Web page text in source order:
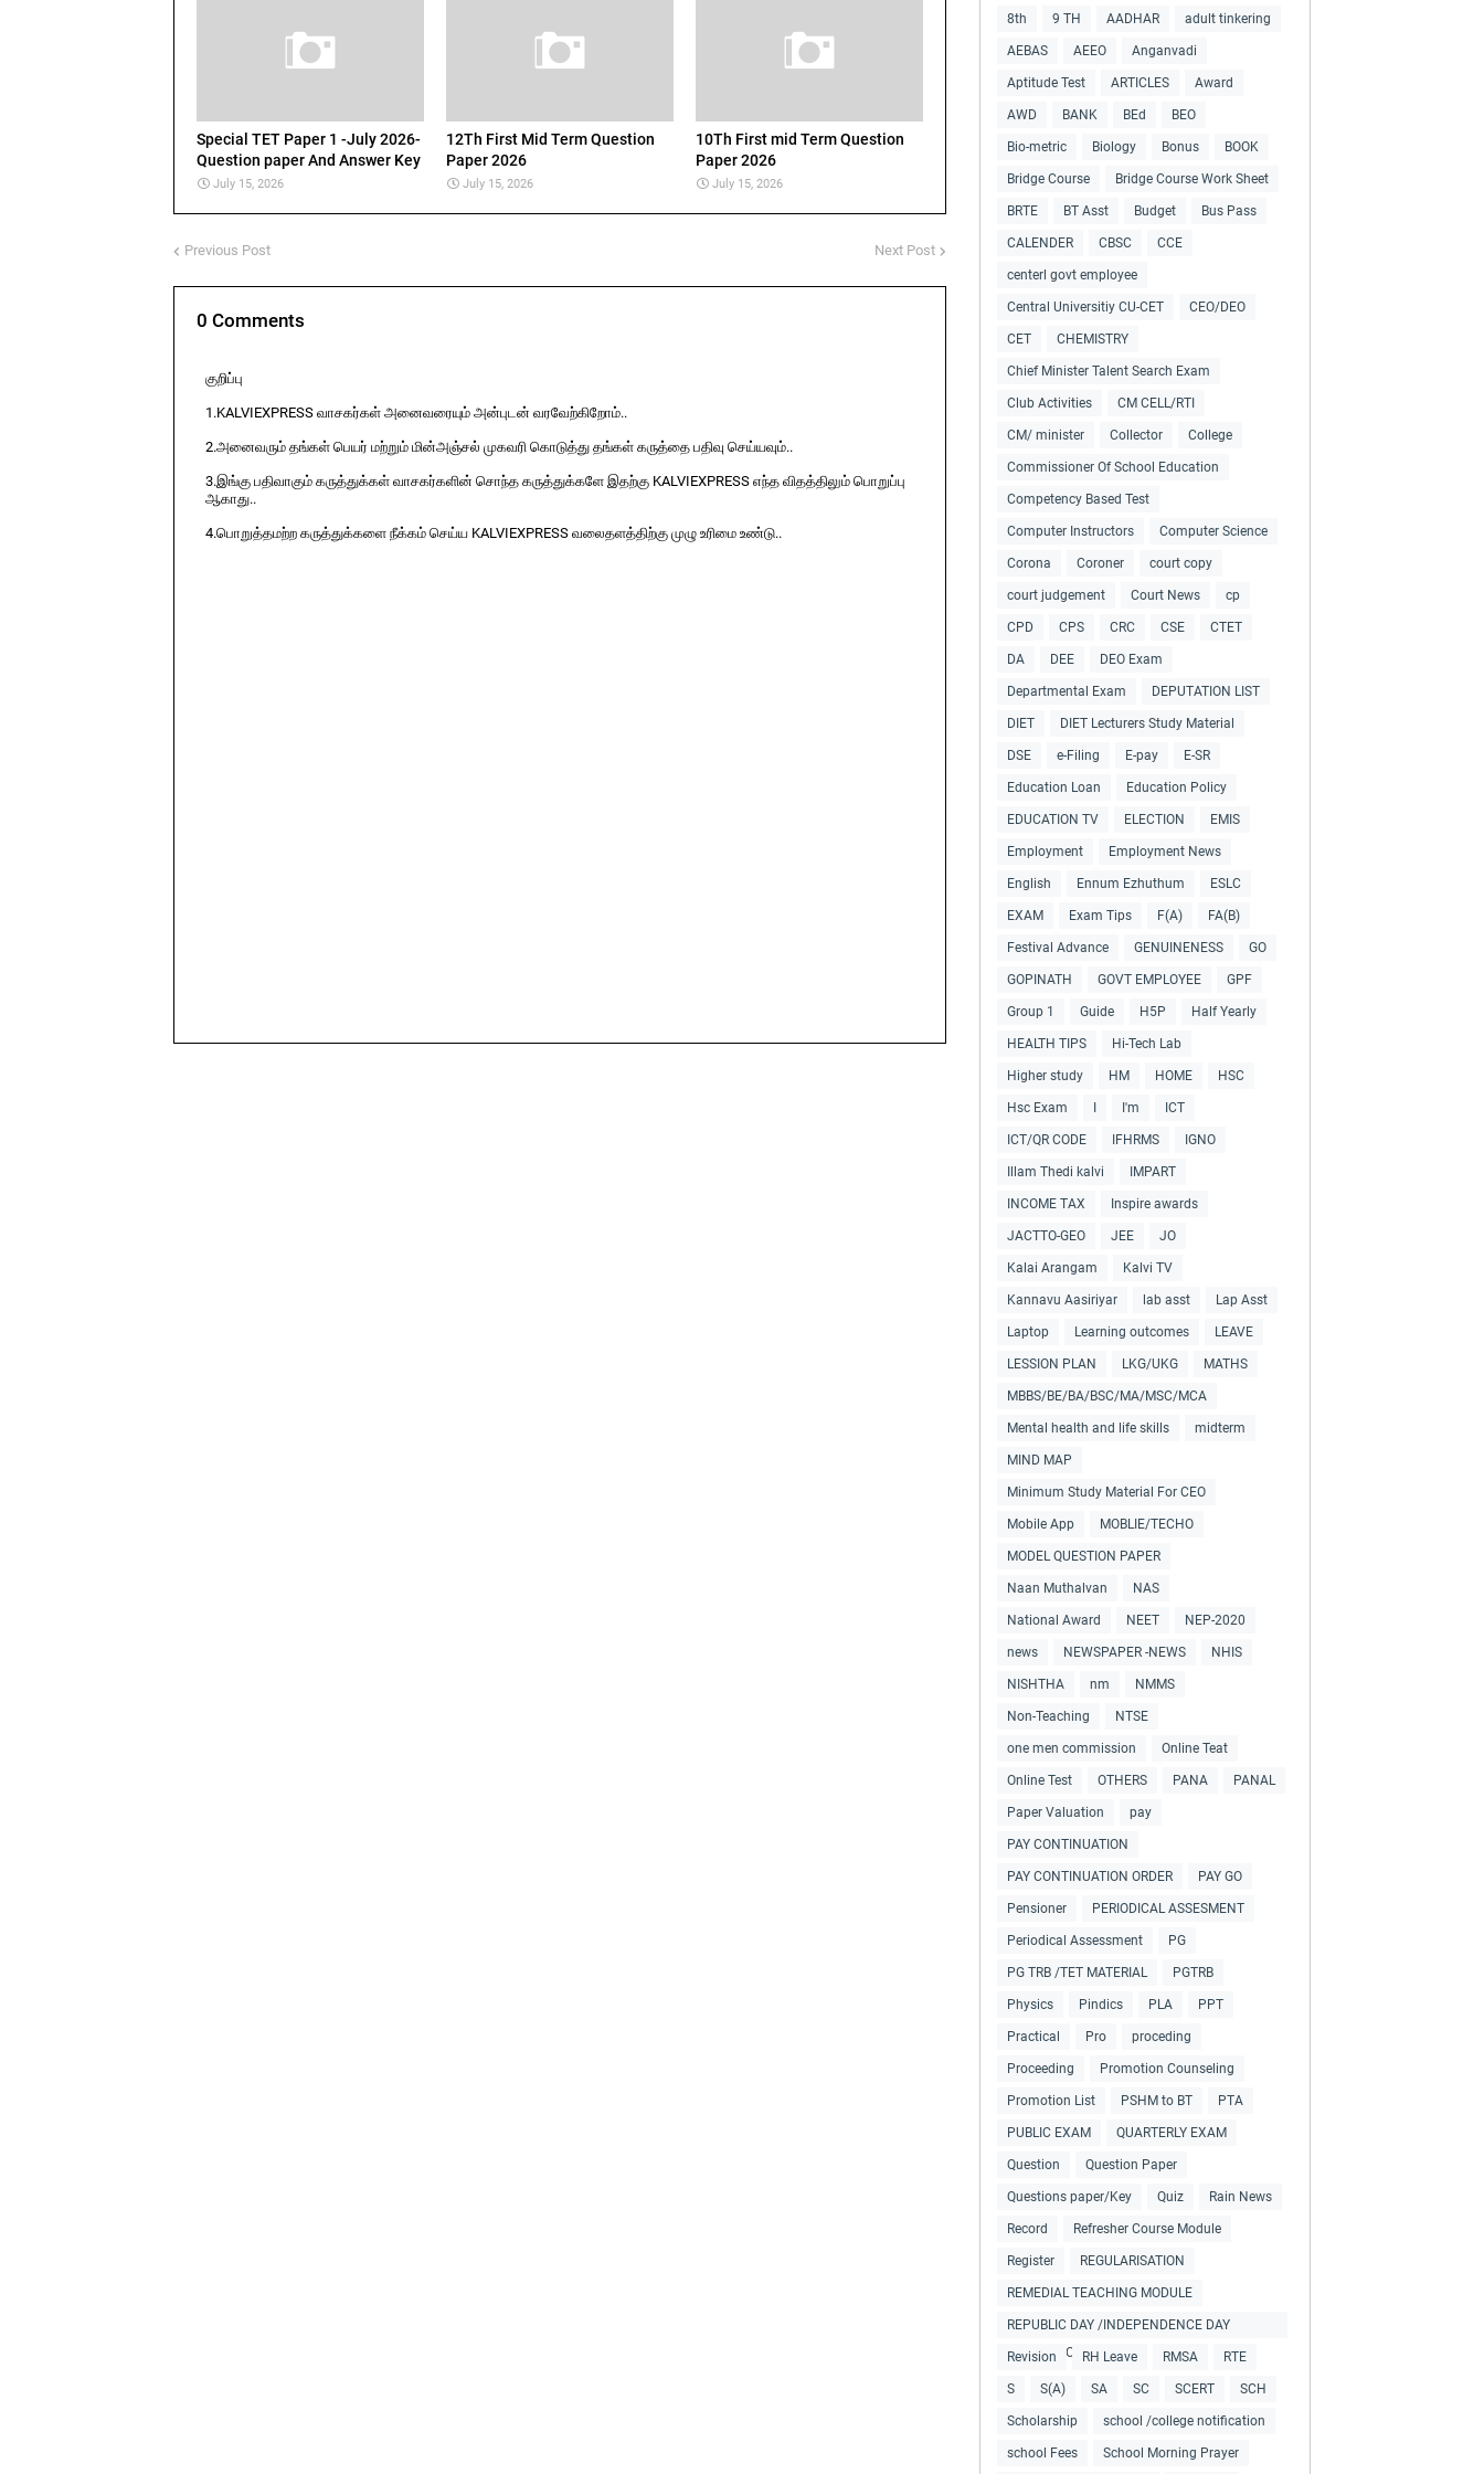
Special TET Paper 1 -July 2026-
Question paper And Answer Key
July 15, 2026
12Th First Mid Term Question
Paper 2026
July 15, 2026
10Th First mid Term Question
Paper 2026
July 15, 2026
Previous Post Next Post
0 Comments
குறிப்பு
1.KALVIEXPRESS வாசகர்கள் அனைவரையும் அன்புடன் வரவேற்கிறோம்..
2.அனைவரும் தங்கள் பெயர் மற்றும் மின்அஞ்சல் முகவரி கொடுத்து தங்கள் கருத்தை பதிவு செய்யவும்..
3.இங்கு பதிவாகும் கருத்துக்கள் வாசகர்களின் சொந்த கருத்துக்களே இதற்கு KALVIEXPRESS எந்த விதத்திலும் பொறுப்பு
ஆகாது..
4.பொறுத்தமற்ற கருத்துக்களை நீக்கம் செய்ய KALVIEXPRESS வலைதளத்திற்கு முழு உரிமை உண்டு..
8th 9 TH AADHAR adult tinkering
AEBAS AEEO Anganvadi
Aptitude Test ARTICLES Award
AWD BANK BEd BEO
Bio-metric Biology Bonus BOOK
Bridge Course Bridge Course Work Sheet
BRTE BT Asst Budget Bus Pass
CALENDER CBSC CCE
centerl govt employee
Central Universitiy CU-CET CEO/DEO
CET CHEMISTRY
Chief Minister Talent Search Exam
Club Activities CM CELL/RTI
CM/ minister Collector College
Commissioner Of School Education
Competency Based Test
Computer Instructors Computer Science
Corona Coroner court copy
court judgement Court News cp
CPD CPS CRC CSE CTET
DA DEE DEO Exam
Departmental Exam DEPUTATION LIST
DIET DIET Lecturers Study Material
DSE e-Filing E-pay E-SR
Education Loan Education Policy
EDUCATION TV ELECTION EMIS
Employment Employment News
English Ennum Ezhuthum ESLC
EXAM Exam Tips F(A) FA(B)
Festival Advance GENUINENESS GO
GOPINATH GOVT EMPLOYEE GPF
Group 1 Guide H5P Half Yearly
HEALTH TIPS Hi-Tech Lab
Higher study HM HOME HSC
Hsc Exam I'm ICT
ICT/QR CODE IFHRMS IGNO
Illam Thedi kalvi IMPART
INCOME TAX Inspire awards
JACTTO-GEO JEE JO
Kalai Arangam Kalvi TV
Kannavu Aasiriyar lab asst Lap Asst
Laptop Learning outcomes LEAVE
LESSION PLAN LKG/UKG MATHS
MBBS/BE/BA/BSC/MA/MSC/MCA
Mental health and life skills midterm
MIND MAP
Minimum Study Material For CEO
Mobile App MOBLIE/TECHO
MODEL QUESTION PAPER
Naan Muthalvan NAS
National Award NEET NEP-2020
news NEWSPAPER -NEWS NHIS
NISHTHA nm NMMS
Non-Teaching NTSE
one men commission Online Teat
Online Test OTHERS PANA PANAL
Paper Valuation pay
PAY CONTINUATION
PAY CONTINUATION ORDER PAY GO
Pensioner PERIODICAL ASSESMENT
Periodical Assessment PG
PG TRB /TET MATERIAL PGTRB
Physics Pindics PLA PPT
Practical Pro proceding
Proceeding Promotion Counseling
Promotion List PSHM to BT PTA
PUBLIC EXAM QUARTERLY EXAM
Question Question Paper
Questions paper/Key Quiz Rain News
Record Refresher Course Module
Register REGULARISATION
REMEDIAL TEACHING MODULE
REPUBLIC DAY /INDEPENDENCE DAY
COLLECTIONS
Revision RH Leave RMSA RTE
S S(A) SA SC SCERT SCH
Scholarship school /college notification
school Fees School Morning Prayer